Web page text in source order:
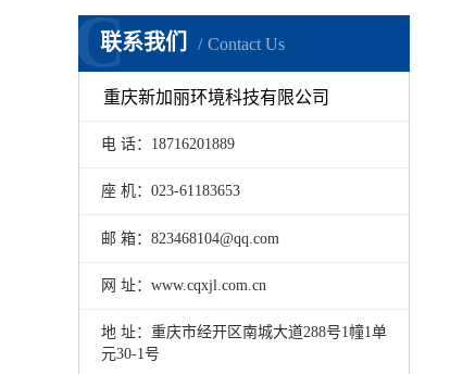
联系我们 Contact Us
C
重庆新加丽环境科技有限公司
电 话：18716201889
座 机：023-61183653
邮 箱：823468104@qq.com
网 址：www.cqxjl.com.cn
地 址：重庆市经开区南城大道288号1幢1单
元30-1号